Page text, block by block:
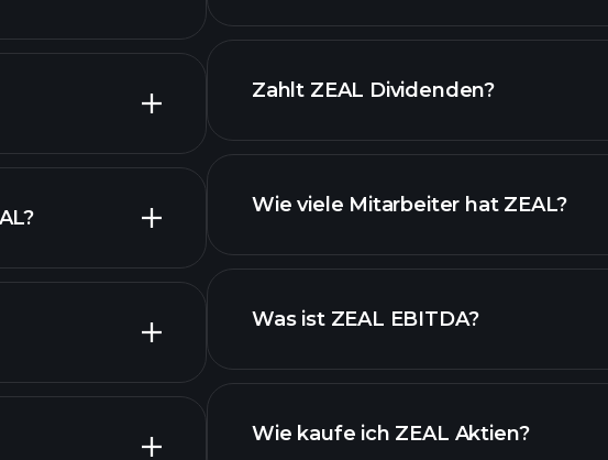
Zahlt ZEAL Dividenden?
Wie viele Mitarbeiter hat ZEAL?
Was ist ZEAL EBITDA?
Wie kaufe ich ZEAL Aktien?